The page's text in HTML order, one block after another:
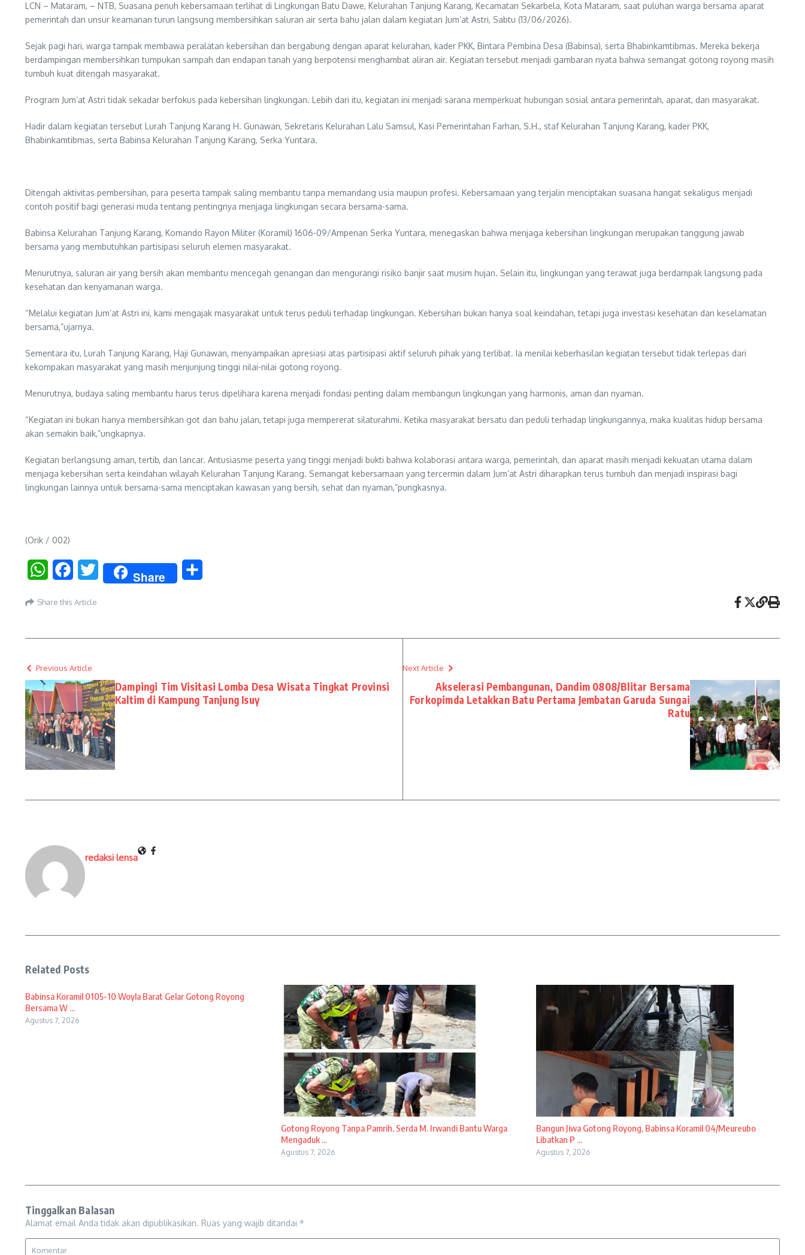
LCN – Mataram, – NTB, Suasana penuh kebersamaan terlihat di Lingkungan Batu Dawe, Kelurahan Tanjung Karang, Kecamatan Sekarbela, Kota Mataram, saat puluhan warga bersama aparat
pemerintah dan unsur keamanan turun langsung membersihkan saluran air serta bahu jalan dalam kegiatan Jum’at Astri, Sabtu (13/06/2026).
Sejak pagi hari, warga tampak membawa peralatan kebersihan dan bergabung dengan aparat kelurahan, kader PKK, Bintara Pembina Desa (Babinsa), serta Bhabinkamtibmas. Mereka bekerja
berdampingan membersihkan tumpukan sampah dan endapan tanah yang berpotensi menghambat aliran air. Kegiatan tersebut menjadi gambaran nyata bahwa semangat gotong royong masih
tumbuh kuat ditengah masyarakat.
Program Jum’at Astri tidak sekadar berfokus pada kebersihan lingkungan. Lebih dari itu, kegiatan ini menjadi sarana memperkuat hubungan sosial antara pemerintah, aparat, dan masyarakat.
Hadir dalam kegiatan tersebut Lurah Tanjung Karang H. Gunawan, Sekretaris Kelurahan Lalu Samsul, Kasi Pemerintahan Farhan, S.H., staf Kelurahan Tanjung Karang, kader PKK,
Bhabinkamtibmas, serta Babinsa Kelurahan Tanjung Karang, Serka Yuntara.
Ditengah aktivitas pembersihan, para peserta tampak saling membantu tanpa memandang usia maupun profesi. Kebersamaan yang terjalin menciptakan suasana hangat sekaligus menjadi
contoh positif bagi generasi muda tentang pentingnya menjaga lingkungan secara bersama-sama.
Babinsa Kelurahan Tanjung Karang, Komando Rayon Militer (Koramil) 1606-09/Ampenan Serka Yuntara, menegaskan bahwa menjaga kebersihan lingkungan merupakan tanggung jawab
bersama yang membutuhkan partisipasi seluruh elemen masyarakat.
Menurutnya, saluran air yang bersih akan membantu mencegah genangan dan mengurangi risiko banjir saat musim hujan. Selain itu, lingkungan yang terawat juga berdampak langsung pada
kesehatan dan kenyamanan warga.
“Melalui kegiatan Jum’at Astri ini, kami mengajak masyarakat untuk terus peduli terhadap lingkungan. Kebersihan bukan hanya soal keindahan, tetapi juga investasi kesehatan dan keselamatan
bersama,”ujarnya.
Sementara itu, Lurah Tanjung Karang, Haji Gunawan, menyampaikan apresiasi atas partisipasi aktif seluruh pihak yang terlibat. Ia menilai keberhasilan kegiatan tersebut tidak terlepas dari
kekompakan masyarakat yang masih menjunjung tinggi nilai-nilai gotong royong.
Menurutnya, budaya saling membantu harus terus dipelihara karena menjadi fondasi penting dalam membangun lingkungan yang harmonis, aman dan nyaman.
“Kegiatan ini bukan hanya membersihkan got dan bahu jalan, tetapi juga mempererat silaturahmi. Ketika masyarakat bersatu dan peduli terhadap lingkungannya, maka kualitas hidup bersama
akan semakin baik,”ungkapnya.
Kegiatan berlangsung aman, tertib, dan lancar. Antusiasme peserta yang tinggi menjadi bukti bahwa kolaborasi antara warga, pemerintah, dan aparat masih menjadi kekuatan utama dalam
menjaga kebersihan serta keindahan wilayah Kelurahan Tanjung Karang. Semangat kebersamaan yang tercermin dalam Jum’at Astri diharapkan terus tumbuh dan menjadi inspirasi bagi
lingkungan lainnya untuk bersama-sama menciptakan kawasan yang bersih, sehat dan nyaman,”pungkasnya.
(Orik / 002)
WhatsAppFacebookTwitter Share
Share this Article
Previous Article
Dampingi Tim Visitasi Lomba Desa Wisata Tingkat Provinsi
Kaltim di Kampung Tanjung Isuy
Next Article
Akselerasi Pembangunan, Dandim 0808/Blitar Bersama
Forkopimda Letakkan Batu Pertama Jembatan Garuda Sungai
Ratu
redaksi lensa
Related Posts
Babinsa Koramil 0105-10 Woyla Barat Gelar Gotong Royong
Bersama W ...
Agustus 7, 2026
Gotong Royong Tanpa Pamrih, Serda M. Irwandi Bantu Warga
Mengaduk ...
Agustus 7, 2026
Bangun Jiwa Gotong Royong, Babinsa Koramil 04/Meureubo
Libatkan P ...
Agustus 7, 2026
Tinggalkan Balasan
Alamat email Anda tidak akan dipublikasikan. Ruas yang wajib ditandai *